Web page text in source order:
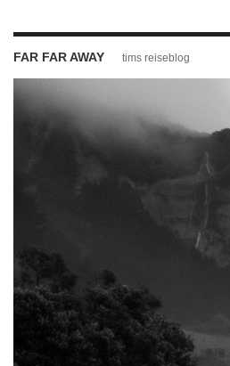
FAR FAR AWAY tims reiseblog